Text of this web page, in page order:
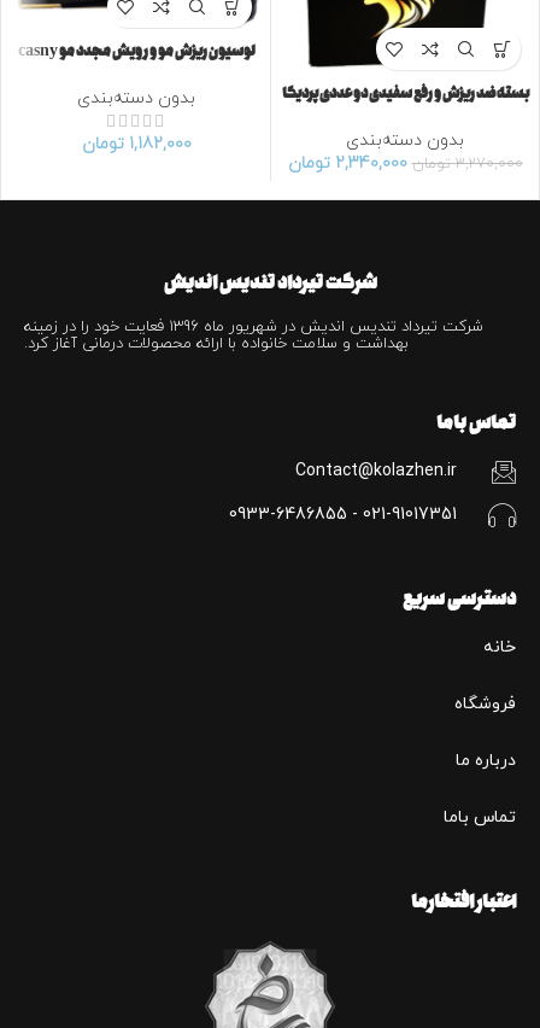
بسته ضد ریزش و رفع سفیدی دو عددى پرديكا
بدون دسته‌بندی
3,270,000 تومان 2,340,000 تومان
لوسيون ریزش مو و رویش مجدد مو casny
بدون دسته‌بندی
1,182,000 تومان
شرکت تیرداد تندیس اندیش
شرکت تیرداد تندیس اندیش در شهریور ماه 1396 فعایت خود را در زمینه
بهداشت و سلامت خانواده با ارائه محصولات درمانی آغاز کرد.
تماس باما
Contact@kolazhen.ir
021-91017351 - 0933-6486855
دسترسی سریع
خانه
فروشگاه
درباره ما
تماس باما
اعتبار افتخارما